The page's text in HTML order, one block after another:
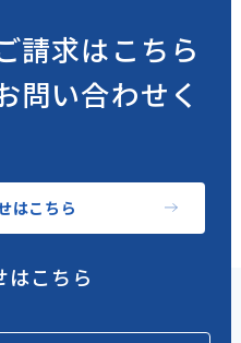
請求はこちら
問い合わせく
はこちら
はこちら